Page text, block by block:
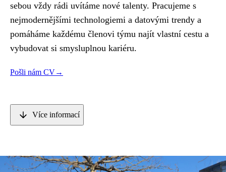
sebou vždy rádi uvítáme nové talenty. Pracujeme s
nejmodernějšími technologiemi a datovými trendy a
pomáháme každému členovi týmu najít vlastní cestu a
vybudovat si smysluplnou kariéru.
Pošli nám CV→
Více informací